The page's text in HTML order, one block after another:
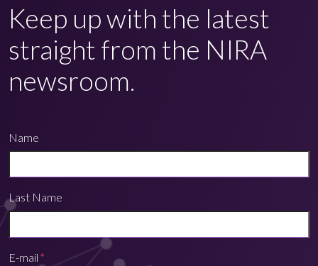
Keep up with the latest
straight from the NIRA
newsroom.
Name
Last Name
E-mail *